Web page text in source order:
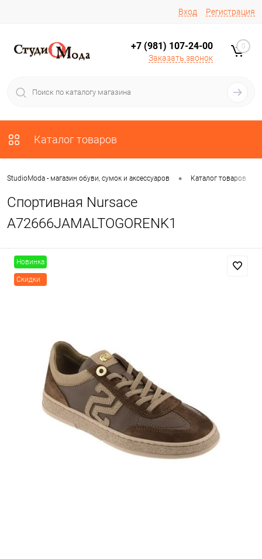
Вход Регистрация
+7 (981) 107-24-00
Заказать звонок
0
Каталог товаров
StudioModa - магазин обуви, сумок и аксессуаров • Каталог товаров
Спортивная Nursace
A72666JAMALTOGORENK1
Новинка
Скидки